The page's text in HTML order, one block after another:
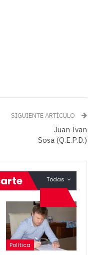
SIGUIENTE ARTÍCULO
Juan Ivan
Sosa (Q.E.P.D.)
Todas
Política